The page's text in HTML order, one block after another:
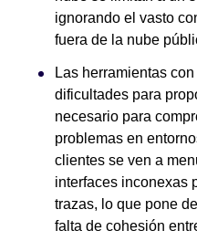
ignorando el vasto
fuera de la nube
Las herramientas
dificultades para
necesario para
problemas en
clientes se ven a
interfaces inconexas
trazas, lo que pone
falta de cohesión